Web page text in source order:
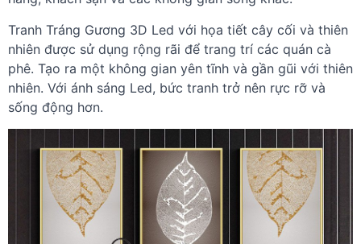
Tranh Tráng Gương 3D Led với họa tiết cây cối và thiên
nhiên được sử dụng rộng rãi để trang trí các quán cà
phê. Tạo ra một không gian yên tĩnh và gần gũi với thiên
nhiên. Với ánh sáng Led, bức tranh trở nên rực rỡ và
sống động hơn.